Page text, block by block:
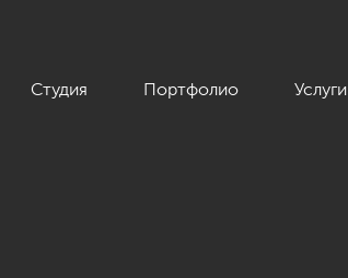
Студия Портфолио Услуги